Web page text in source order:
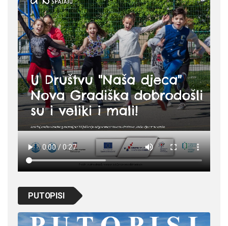
PUTOPISI